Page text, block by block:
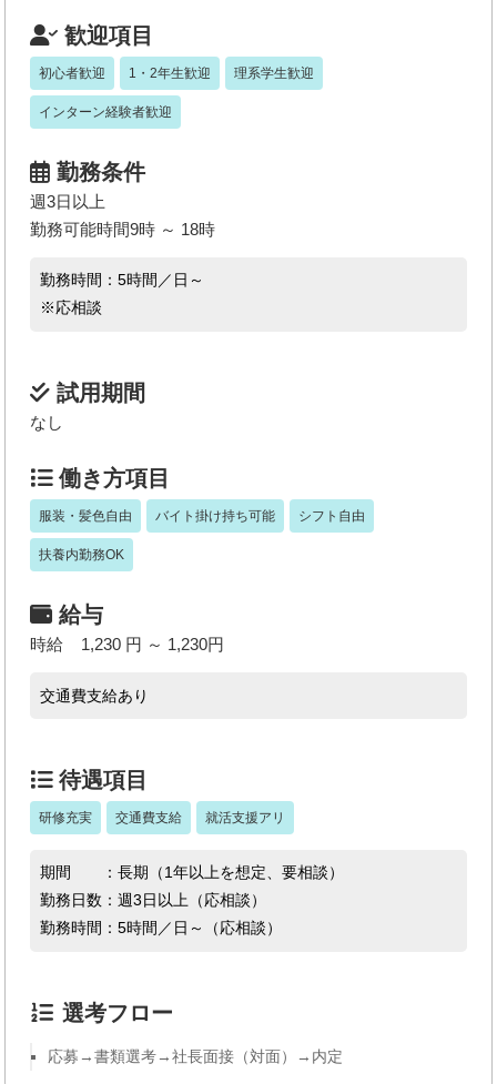
歓迎項目
初心者歓迎 1・2年生歓迎 理系学生歓迎
インターン経験者歓迎
勤務条件
週3日以上
勤務可能時間9時 ～ 18時
勤務時間：5時間／日～
※応相談
試用期間
なし
働き方項目
服装・髪色自由 バイト掛け持ち可能 シフト自由
扶養内勤務OK
給与
時給 1,230 円 ～ 1,230円
交通費支給あり
待遇項目
研修充実 交通費支給 就活支援アリ
期間 ：長期（1年以上を想定、要相談）
勤務日数：週3日以上（応相談）
勤務時間：5時間／日～（応相談）
選考フロー
応募→書類選考→社長面接（対面）→内定